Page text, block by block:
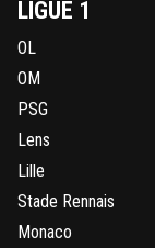
LIGUE 1
OL
OM
PSG
Lens
Lille
Stade Rennais
Monaco